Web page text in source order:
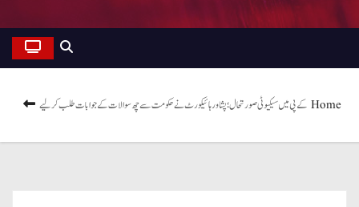
Home کے پی میں سیکیوٹی صورتحال؛ پشاور ہائیکورٹ نے حکومت سے چھ سوالات کے جوابات طلب کرلیے